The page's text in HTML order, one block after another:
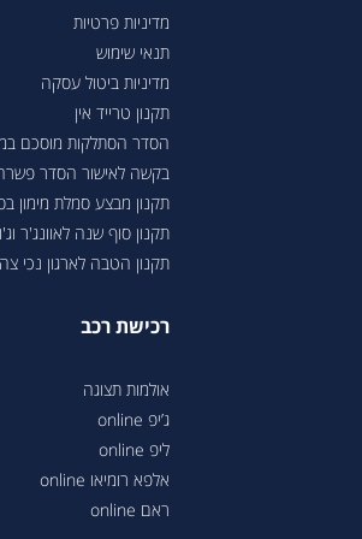
מדיניות פרטיות
תנאי שימוש
מדיניות ביטול עסקה
תקנון טרייד אין
הסדר הסתלקות מוסכם
בקשה לאישור הסדר פשרה בת"צ 38503-08-23 בעניין טווחי נסיעה
תקנון מבצע סמלת מימון
תקנון סוף שנה לאוונג'ר
תקנון הטבה לארגון נכי צה"ל
רכישת רכב
אולמות תצוגה
ג’יפ online
ליפ online
אלפא רומיאו online
ראם online